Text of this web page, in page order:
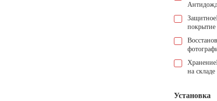
Защитное
покрытие
Хранение
на складе
Установка